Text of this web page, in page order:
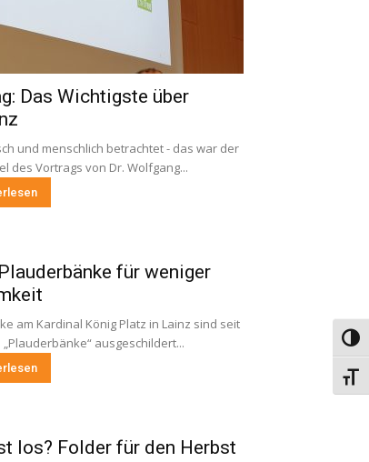
Das Wichtigste über
und menschlich betrachtet - das war der
des Vortrags von Dr. Wolfgang...
für weniger
am Kardinal König Platz in Lainz sind seit
ausgeschildert...
los? Folder für den Herbst